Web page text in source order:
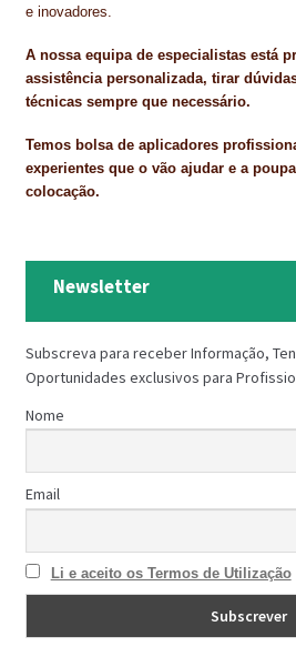
e inovadores.
A nossa equipa de especialistas está
assistência personalizada, tirar
técnicas sempre que necessário.
Temos bolsa de aplicadores
experientes que o vão ajudar e a
colocação.
Newsletter
Subscreva para receber Informação,
Oportunidades exclusivos para
Nome
Email
Li e aceito os Termos de Utilização